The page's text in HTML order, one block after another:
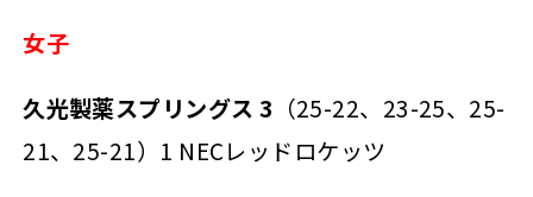
女子
久光製薬スプリングス 3 （25-22、23-25、25-
21、25-21）1 NECレッドロケッツ